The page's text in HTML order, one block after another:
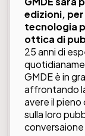
edizioni,
tecnologia
ottica di
25 anni di
GMDE è in
affrontando
avere il
sulla loro